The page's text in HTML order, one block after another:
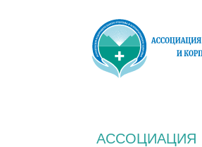
АССОЦИАЦИЯ